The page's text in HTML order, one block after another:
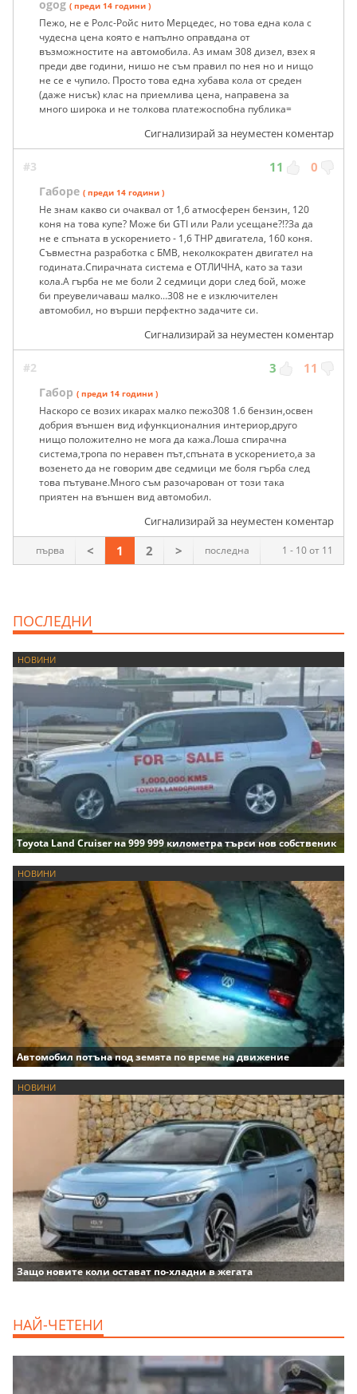
ogog ( преди 14 години )
Пежо, не е Ролс-Ройс нито Мерцедес, но това една кола с
чудесна цена която е напълно оправдана от
възможностите на автомобила. Аз имам 308 дизел, взех я
преди две години, нишо не съм правил по нея но и нищо
не се е чупило. Просто това една хубава кола от среден
(даже нисък) клас на приемлива цена, направена за
много широка и не толкова платежоспобна публика=
Сигнализирай за неуместен коментар
#3 11 0
Габоре ( преди 14 години )
Не знам какво си очаквал от 1,6 атмосферен бензин, 120
коня на това купе? Може би GTI или Рали усещане?!?За да
не е спъната в ускорението - 1,6 THP двигатела, 160 коня.
Съвместна разработка с БМВ, неколкократен двигател на
годината.Спирачната система е ОТЛИЧНА, като за тази
кола.А гърба не ме боли 2 седмици дори след бой, може
би преувеличаваш малко...308 не е изключителен
автомобил, но върши перфектно задачите си.
Сигнализирай за неуместен коментар
#2 3 11
Габор ( преди 14 години )
Наскоро се возих икарах малко пежо308 1.6 бензин,освен
добрия външен вид ифункционалния интериор,друго
нищо положително не мога да кажа.Лоша спирачна
система,тропа по неравен път,спъната в ускорението,а за
возенето да не говорим две седмици ме боля гърба след
това пътуване.Много съм разочарован от този така
приятен на външен вид автомобил.
Сигнализирай за неуместен коментар
1 - 10 от 11
първа < 1 2 > последна
ПОСЛЕДНИ
НОВИНИ
Toyota Land Cruiser на 999 999 километра търси нов собственик
НОВИНИ
Автомобил потъна под земята по време на движение
НОВИНИ
Защо новите коли остават по-хладни в жегата
НАЙ-ЧЕТЕНИ